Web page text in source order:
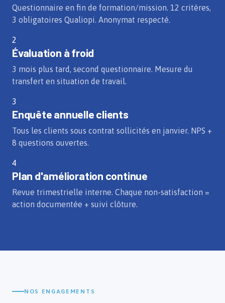
Questionnaire en fin de formation/mission. 12 critères,
3 obligatoires Qualiopi. Anonymat respecté.
2
Évaluation à froid
3 mois plus tard, second questionnaire. Mesure du
transfert en situation de travail.
3
Enquête annuelle clients
Tous les clients sous contrat sollicités en janvier. NPS +
8 questions ouvertes.
4
Plan d'amélioration continue
Revue trimestrielle interne. Chaque non-satisfaction =
action documentée + suivi clôture.
NOS ENGAGEMENTS